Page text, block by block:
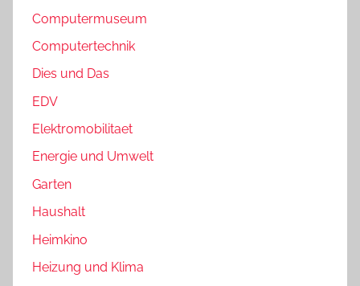
Computermuseum
Computertechnik
Dies und Das
EDV
Elektromobilitaet
Energie und Umwelt
Garten
Haushalt
Heimkino
Heizung und Klima